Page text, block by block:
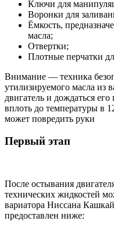
Ключи для
Воронки для
Ёмкость,
масла;
Отвертки;
Плотные перчатки
Внимание — техника
утилизируемого масла из
двигатель и дождаться
вплоть до температуры в
может повредить руки
Первый этап
После остывания
технических жидкостей
вариатора Ниссана
предоставлен ниже: